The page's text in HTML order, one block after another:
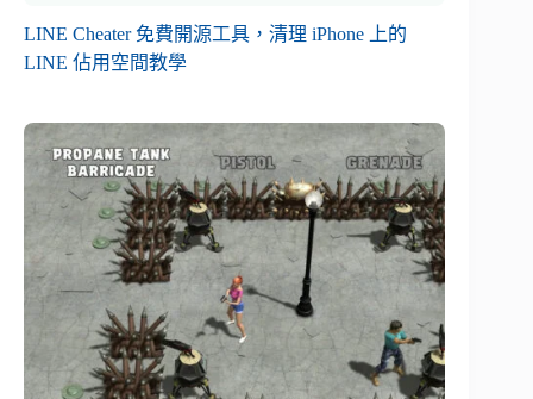
LINE Cheater 免費開源工具，清理 iPhone 上的
LINE 佔用空間教學